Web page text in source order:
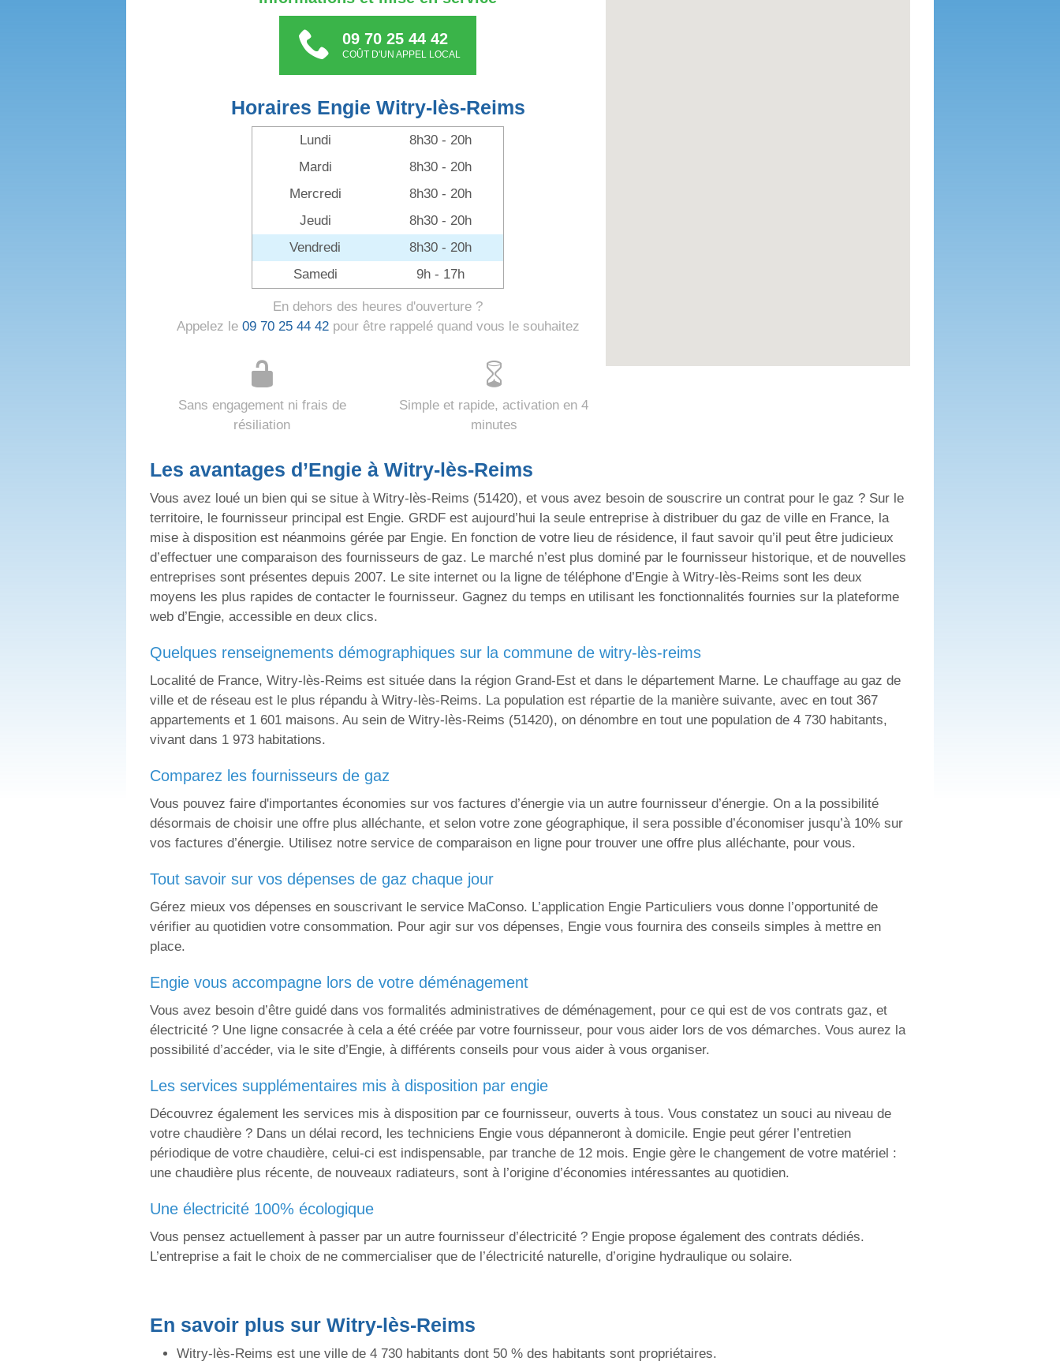
09 70 25 44 42
COÛT D'UN APPEL LOCAL
Horaires Engie Witry-lès-Reims
Lundi
8h30 - 20h
Mardi
8h30 - 20h
Mercredi
8h30 - 20h
Jeudi
8h30 - 20h
Vendredi
8h30 - 20h
Samedi
9h - 17h
En dehors des heures d'ouverture ?
Appelez le 09 70 25 44 42pour être rappelé quand vous le souhaitez
Sans engagement ni frais de
résiliation
Simple et rapide, activation en 4
minutes
Les avantages d’Engie à Witry-lès-Reims
Vous avez loué un bien qui se situe à Witry-lès-Reims (51420), et vous avez besoin de souscrire un contrat pour le gaz ? Sur le
territoire, le fournisseur principal est Engie. GRDF est aujourd’hui la seule entreprise à distribuer du gaz de ville en France, la
mise à disposition est néanmoins gérée par Engie. En fonction de votre lieu de résidence, il faut savoir qu’il peut être judicieux
d’effectuer une comparaison des fournisseurs de gaz. Le marché n’est plus dominé par le fournisseur historique, et de nouvelles
entreprises sont présentes depuis 2007. Le site internet ou la ligne de téléphone d’Engie à Witry-lès-Reims sont les deux
moyens les plus rapides de contacter le fournisseur. Gagnez du temps en utilisant les fonctionnalités fournies sur la plateforme
web d’Engie, accessible en deux clics.
quelques renseignements démographiques sur la commune de witry-lès-reims
Localité de France, Witry-lès-Reims est située dans la région Grand-Est et dans le département Marne. Le chauffage au gaz de
ville et de réseau est le plus répandu à Witry-lès-Reims. La population est répartie de la manière suivante, avec en tout 367
appartements et 1 601 maisons. Au sein de Witry-lès-Reims (51420), on dénombre en tout une population de 4 730 habitants,
vivant dans 1 973 habitations.
comparez les fournisseurs de gaz
Vous pouvez faire d'importantes économies sur vos factures d’énergie via un autre fournisseur d’énergie. On a la possibilité
désormais de choisir une offre plus alléchante, et selon votre zone géographique, il sera possible d’économiser jusqu’à 10% sur
vos factures d’énergie. Utilisez notre service de comparaison en ligne pour trouver une offre plus alléchante, pour vous.
tout savoir sur vos dépenses de gaz chaque jour
Gérez mieux vos dépenses en souscrivant le service MaConso. L’application Engie Particuliers vous donne l’opportunité de
vérifier au quotidien votre consommation. Pour agir sur vos dépenses, Engie vous fournira des conseils simples à mettre en
place.
engie vous accompagne lors de votre déménagement
Vous avez besoin d’être guidé dans vos formalités administratives de déménagement, pour ce qui est de vos contrats gaz, et
électricité ? Une ligne consacrée à cela a été créée par votre fournisseur, pour vous aider lors de vos démarches. Vous aurez la
possibilité d’accéder, via le site d’Engie, à différents conseils pour vous aider à vous organiser.
les services supplémentaires mis à disposition par engie
Découvrez également les services mis à disposition par ce fournisseur, ouverts à tous. Vous constatez un souci au niveau de
votre chaudière ? Dans un délai record, les techniciens Engie vous dépanneront à domicile. Engie peut gérer l’entretien
périodique de votre chaudière, celui-ci est indispensable, par tranche de 12 mois. Engie gère le changement de votre matériel :
une chaudière plus récente, de nouveaux radiateurs, sont à l’origine d’économies intéressantes au quotidien.
une électricité 100% écologique
Vous pensez actuellement à passer par un autre fournisseur d’électricité ? Engie propose également des contrats dédiés.
L’entreprise a fait le choix de ne commercialiser que de l’électricité naturelle, d’origine hydraulique ou solaire.
En savoir plus sur Witry-lès-Reims
Witry-lès-Reims est une ville de 4 730 habitants dont 50 % des habitants sont propriétaires.